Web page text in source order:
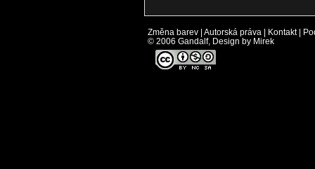
Změna barev | Autorská práva | Kontakt|
© 2006 Gandalf, Design by Mirek